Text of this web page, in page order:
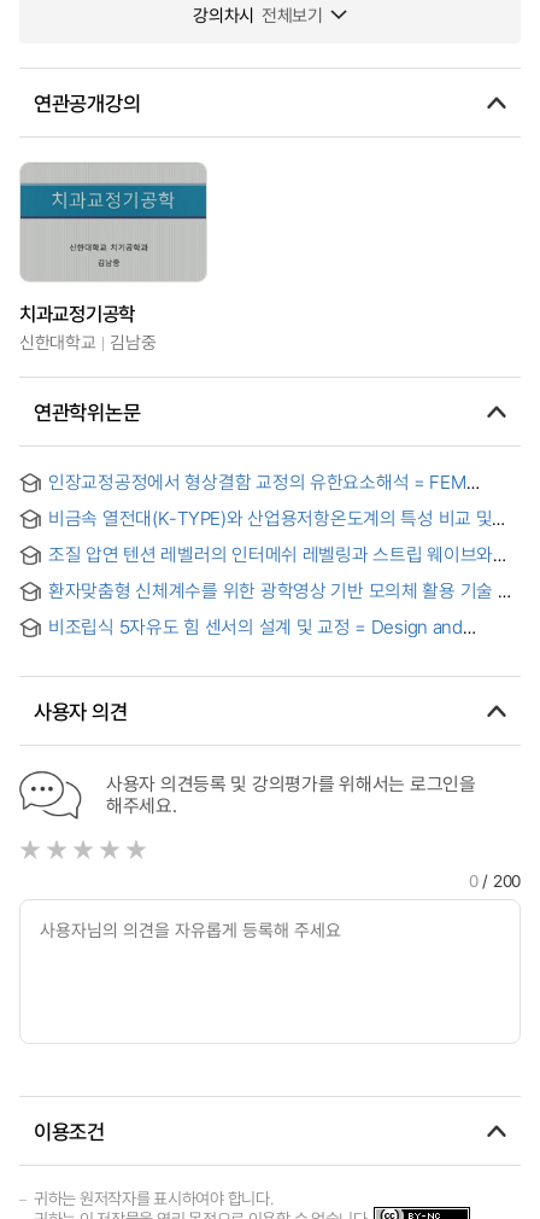
강의차시 전체보기
연관공개강의
치과교정기공학
신한대학교 김남중
연관학위논문
인장교정공정에서 형상결함 교정의 유한요소해석 = FEM
the strip shape
비금속 열전대(K-TYPE)와 산업용저항온도계의 특성 비교 및
metal thermocouple(K-TYPE) and industrial resistance
thermometer and calculation of measurement uncertainty
조질 압연 텐션 레벨러의 인터메쉬 레벨링과 스트립 웨이브와의
intermesh leveling and strip wave of skin pass mill tension
leveler
환자맞춤형 신체계수를 위한 광학영상 기반 모의체 활용 기술 =
from Photographic Images for Patient-tailored Whole Body
비조립식 5자유도 힘 센서의 설계 및 교정 = Design and
사용자 의견
사용자 의견등록 및 강의평가를 위해서는 로그인을
해주세요.
0/ 200
이용조건
귀하는 원저작자를 표시하여야 합니다.